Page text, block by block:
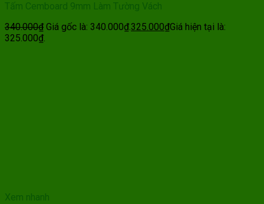
Tấm Cemboard 9mm Làm Tường Vách
340.000₫ Giá gốc là: 340.000₫.325.000₫Giá hiện tại là:
325.000₫.
Xem nhanh